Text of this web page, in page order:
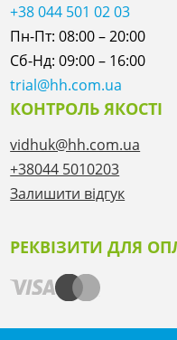
+38 044 501 02 03
Пн-Пт: 08:00 – 20:00
Сб-Нд: 09:00 – 16:00
trial@hh.com.ua
КОНТРОЛЬ ЯКОСТІ
vidhuk@hh.com.ua
+38044 5010203
Залишити відгук
РЕКВІЗИТИ ДЛЯ